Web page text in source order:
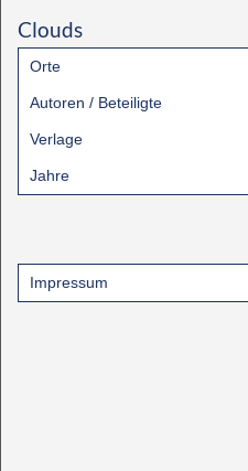
Clouds
Orte
Autoren / Beteiligte
Verlage
Jahre
Impressum